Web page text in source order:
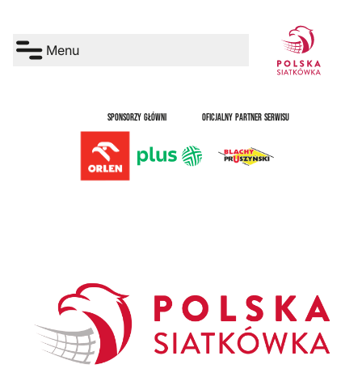
Menu
SPONSORZY GŁÓWNI OFICJALNY PARTNER SERWISU